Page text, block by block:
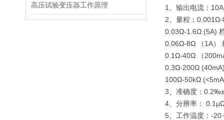
高压试验变压器工作原理
1、输出电流：
2、量程：
0.03Ω-1.6Ω (5A)
0.06Ω-8Ω （1A）
0.1Ω-40Ω （
0.3Ω-200Ω
100Ω-50kΩ
3、准确度：
4、分辨率：
5、工作温度：-